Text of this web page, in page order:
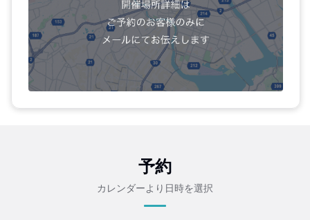
予約
カレンダーより日時を選択